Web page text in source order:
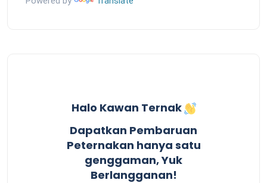
Halo Kawan Ternak
Dapatkan Pembaruan
Peternakan hanya satu
genggaman, Yuk
Berlangganan!